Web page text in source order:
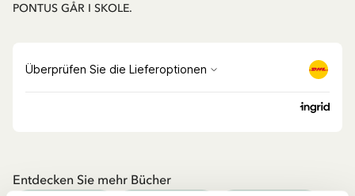
PONTUS GÅR I SKOLE.
Entdecken Sie mehr Bücher